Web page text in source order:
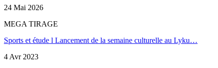
24 Mai 2026
MEGA TIRAGE
Sports et étude l Lancement de la semaine culturelle au Lyku…
4 Avr 2023